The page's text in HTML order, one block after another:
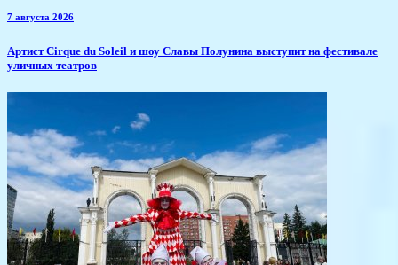
7 августа 2026
Артист Cirque du Soleil и шоу Славы Полунина выступит на фестивале
уличных театров